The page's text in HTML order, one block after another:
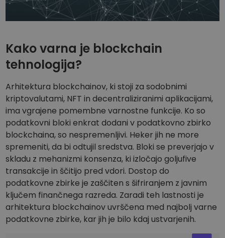
Kako varna je blockchain
tehnologija?
Arhitektura blockchainov, ki stoji za sodobnimi
kriptovalutami, NFT in decentraliziranimi aplikacijami,
ima vgrajene pomembne varnostne funkcije. Ko so
podatkovni bloki enkrat dodani v podatkovno zbirko
blockchaina, so nespremenljivi. Heker jih ne more
spremeniti, da bi odtujil sredstva. Bloki se preverjajo v
skladu z mehanizmi konsenza, ki izločajo goljufive
transakcije in ščitijo pred vdori. Dostop do
podatkovne zbirke je zaščiten s šifriranjem z javnim
ključem finančnega razreda. Zaradi teh lastnosti je
arhitektura blockchainov uvrščena med najbolj varne
podatkovne zbirke, kar jih je bilo kdaj ustvarjenih.